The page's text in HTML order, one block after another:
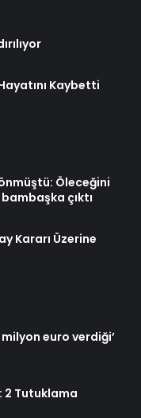
Kaybetti
Öleceğini
çıktı
Kararı Üzerine
milyon euro verdiği’
2 Tutuklama